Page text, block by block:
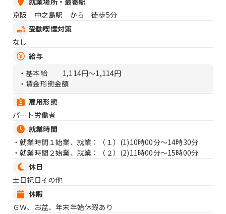
京阪 中之島駅 から 徒歩5分
受動喫煙対策
なし
給与
・基本給
1,114円〜1,114円
・賃金形態金額
雇用形態
パート労働者
就業時間
・就業時間１始業、就業：（１） (1)10時00分〜14時30分
・就業時間２始業、就業：（２） (2)11時00分〜15時00分
休日
土日祝日その他
休暇
ＧＷ、お盆、年末年始休暇あり